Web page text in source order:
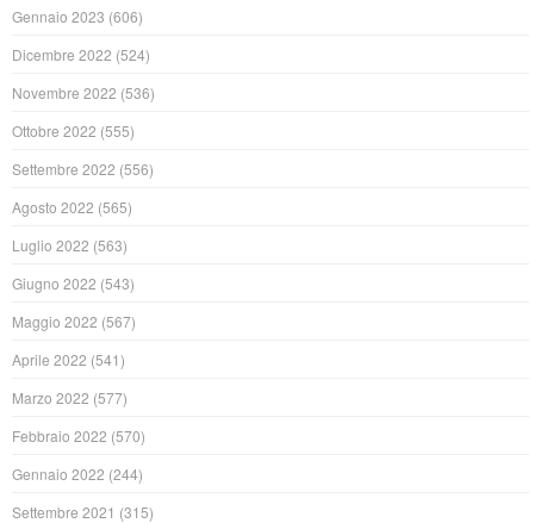
Gennaio 2023 (606)
Dicembre 2022 (524)
Novembre 2022 (536)
Ottobre 2022 (555)
Settembre 2022 (556)
Agosto 2022 (565)
Luglio 2022 (563)
Giugno 2022 (543)
Maggio 2022 (567)
Aprile 2022 (541)
Marzo 2022 (577)
Febbraio 2022 (570)
Gennaio 2022 (244)
Settembre 2021 (315)